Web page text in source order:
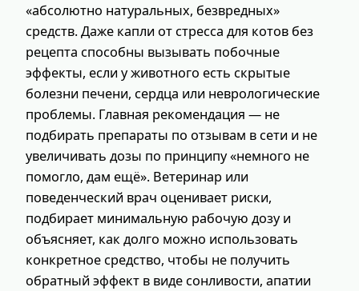
«абсолютно натуральных, безвредных»
средств. Даже капли от стресса для котов без
рецепта способны вызывать побочные
эффекты, если у животного есть скрытые
болезни печени, сердца или неврологические
проблемы. Главная рекомендация — не
подбирать препараты по отзывам в сети и не
увеличивать дозы по принципу «немного не
помогло, дам ещё». Ветеринар или
поведенческий врач оценивает риски,
подбирает минимальную рабочую дозу и
объясняет, как долго можно использовать
конкретное средство, чтобы не получить
обратный эффект в виде сонливости, апатии